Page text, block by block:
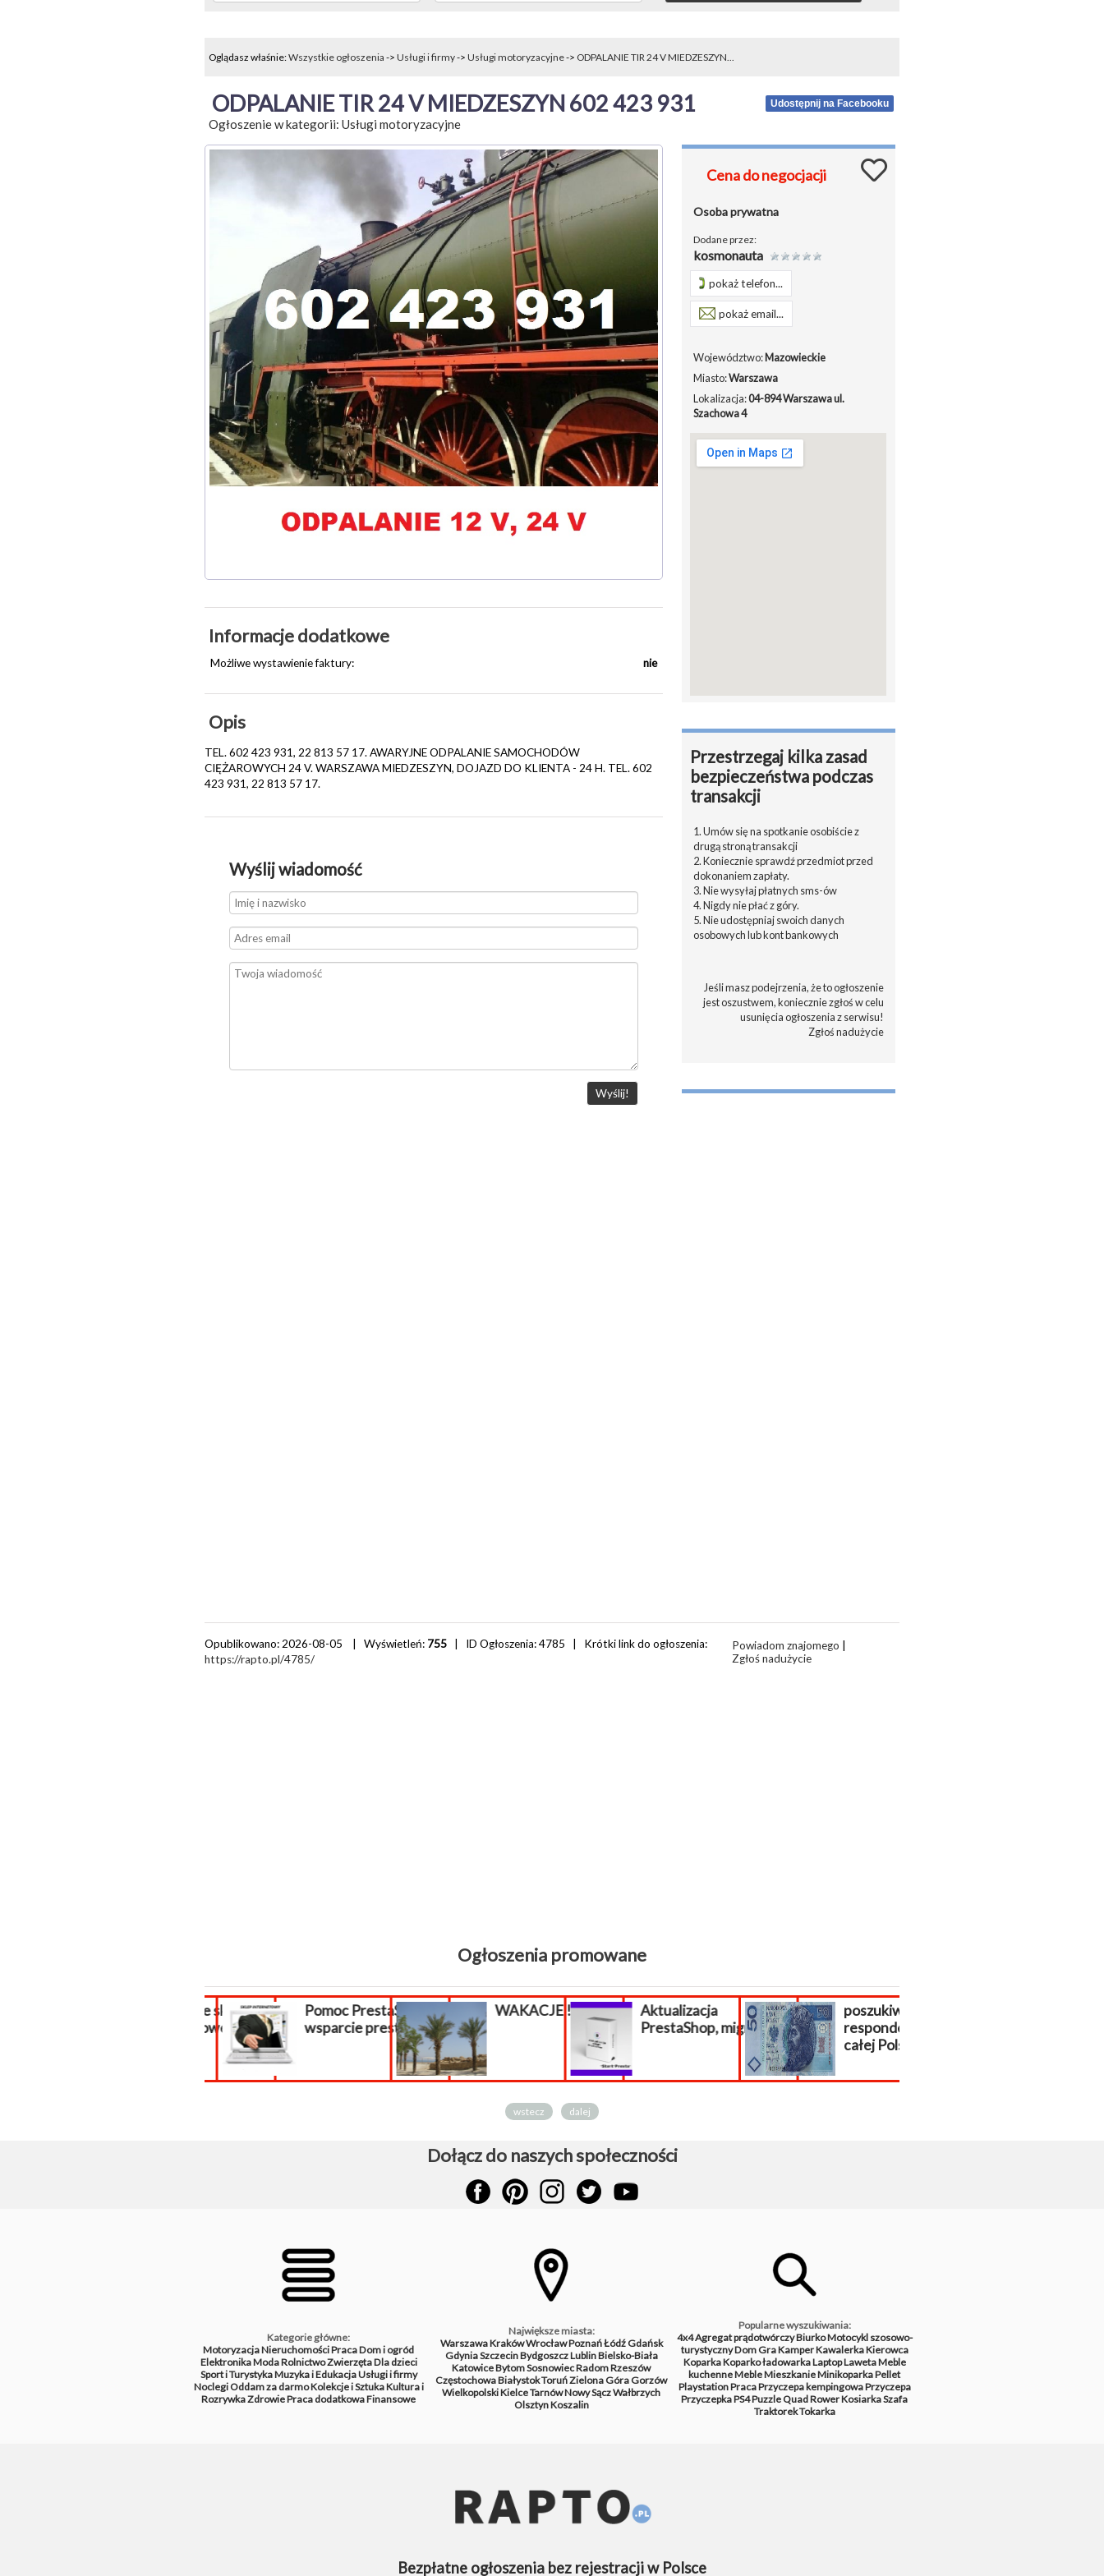
Oglądasz właśnie:Wszystkie ogłoszenia -> Usługi i firmy-> Usługi motoryzacyjne-> ODPALANIE TIR 24 V MIEDZESZYN...
ODPALANIE TIR 24 V MIEDZESZYN 602 423 931
Ogłoszenie w kategorii: Usługi motoryzacyjne
Udostępnij na Facebooku
Informacje dodatkowe
Możliwe wystawienie faktury: nie
Opis
TEL. 602 423 931, 22 813 57 17. AWARYJNE ODPALANIE SAMOCHODÓW
CIĘŻAROWYCH 24 V. WARSZAWA MIEDZESZYN, DOJAZD DO KLIENTA - 24 H. TEL. 602
423 931, 22 813 57 17.
Wyślij wiadomość
Cena do negocjacji
Osoba prywatna
Dodane przez:
kosmonauta
pokaż telefon...
pokaż email...
Województwo:Mazowieckie
Miasto:Warszawa
Lokalizacja:04-894 Warszawa ul.
Szachowa 4
Przestrzegaj kilka zasad
bezpieczeństwa podczas
transakcji
1. Umów się na spotkanie osobiście z
drugą stroną transakcji
2. Koniecznie sprawdź przedmiot przed
dokonaniem zapłaty.
3. Nie wysyłaj płatnych sms-ów
4. Nigdy nie płać z góry.
5. Nie udostępniaj swoich danych
osobowych lub kont bankowych
Jeśli masz podejrzenia, że to ogłoszenie
jest oszustwem, koniecznie zgłoś w celu
usunięcia ogłoszenia z serwisu!
Zgłoś nadużycie
Opublikowano: 2026-08-05 | Wyświetleń: 755| ID Ogłoszenia:4785 | Krótki link do ogłoszenia:
https://rapto.pl/4785/
Powiadom znajomego
Zgłoś nadużycie
Ogłoszenia promowane
Założenie sklepu
internetowego.
Pomoc PrestaShop,
wsparcie prestashop
WAKACJE !!!
Aktualizacja
PrestaShop, migracja...
poszukiwani
respondenci z
całej Polski!
wstecz dalej
Dołącz do naszych społeczności
Kategorie główne:
MotoryzacjaNieruchomościPracaDom i ogród
ElektronikaModaRolnictwoZwierzętaDla dzieci
Sport i TurystykaMuzyka i EdukacjaUsługi i firmy
NoclegiOddam za darmoKolekcje i SztukaKultura i
RozrywkaZdrowiePraca dodatkowaFinansowe
Największe miasta:
WarszawaKrakówWrocławPoznańŁódźGdańsk
GdyniaSzczecinBydgoszczLublinBielsko-Biała
KatowiceBytomSosnowiecRadomRzeszów
CzęstochowaBiałystokToruńZielona GóraGorzów
WielkopolskiKielceTarnówNowy SączWałbrzych
OlsztynKoszalin
Popularne wyszukiwania:
4x4Agregat prądotwórczyBiurkoMotocykl szosowo-
turystycznyDomGraKamperKawalerkaKierowca
KoparkaKoparko ładowarkaLaptopLawetaMeble
kuchenneMebleMieszkanieMinikoparkaPellet
PlaystationPracaPrzyczepa kempingowaPrzyczepa
PrzyczepkaPS4PuzzleQuadRowerKosiarkaSzafa
TraktorekTokarka
Bezpłatne ogłoszenia bez rejestracji w Polsce